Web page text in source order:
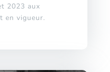
2023 aux
en vigueur.